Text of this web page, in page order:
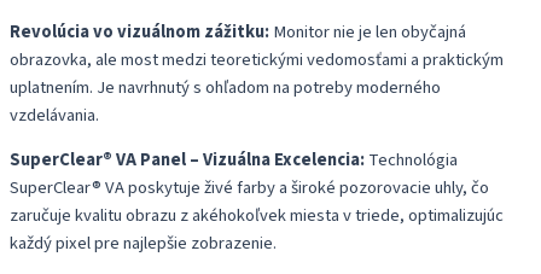
Revolúcia vo vizuálnom zážitku:Monitor nie je len obyčajná
obrazovka, ale most medzi teoretickými vedomosťami a praktickým
uplatnením. Je navrhnutý s ohľadom na potreby moderného
vzdelávania.
SuperClear® VA Panel – Vizuálna Excelencia:Technológia
SuperClear® VA poskytuje živé farby a široké pozorovacie uhly, čo
zaručuje kvalitu obrazu z akéhokoľvek miesta v triede, optimalizujúc
každý pixel pre najlepšie zobrazenie.